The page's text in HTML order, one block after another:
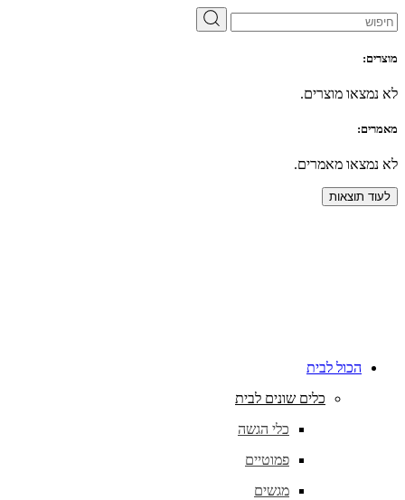
מוצרים:
לא נמצאו מוצרים.
מאמרים:
לא נמצאו מאמרים.
לעוד תוצאות
הכול לבית
כלים שונים לבית
כלי הגשה
פמוטיים
מגשים